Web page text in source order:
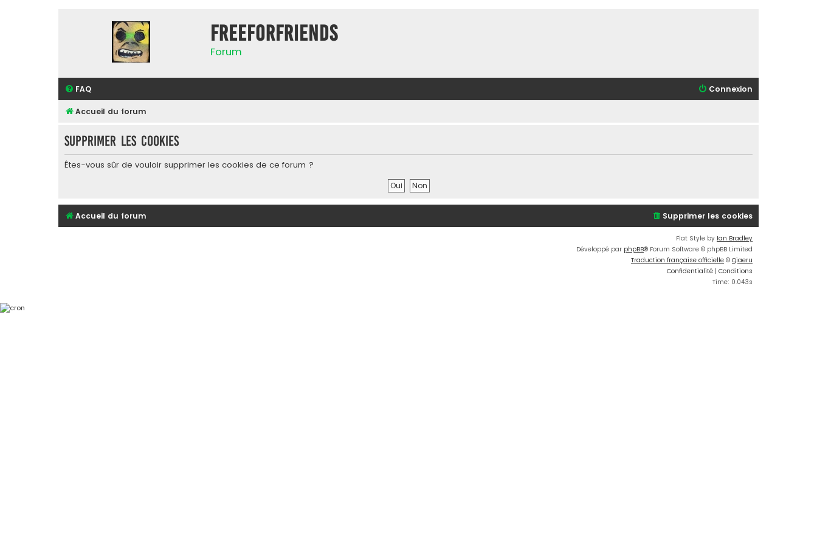
FreeForFriends
Forum
FAQ Connexion
Accueil du forum
Supprimer les cookies
Êtes-vous sûr de vouloir supprimer les cookies de ce forum ?
Accueil du forum Supprimer les cookies
Flat Style by Ian Bradley
Développé par phpBB® Forum Software © phpBB Limited
Traduction française officielle © Qiaeru
Confidentialité | Conditions
Time: 0.043s